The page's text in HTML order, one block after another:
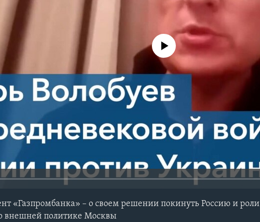
No media source currently available
«Газпромбанка» – о своем решении покинуть Россию и роли
внешней политике Москвы